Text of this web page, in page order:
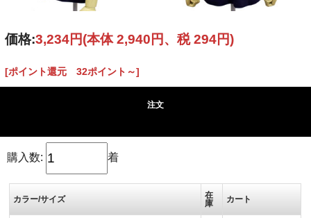
価格:3,234円(本体 2,940円、税 294円)
[ポイント還元 32ポイント～]
注文
購入数: 着
カラー/サイズ
在
庫
カート